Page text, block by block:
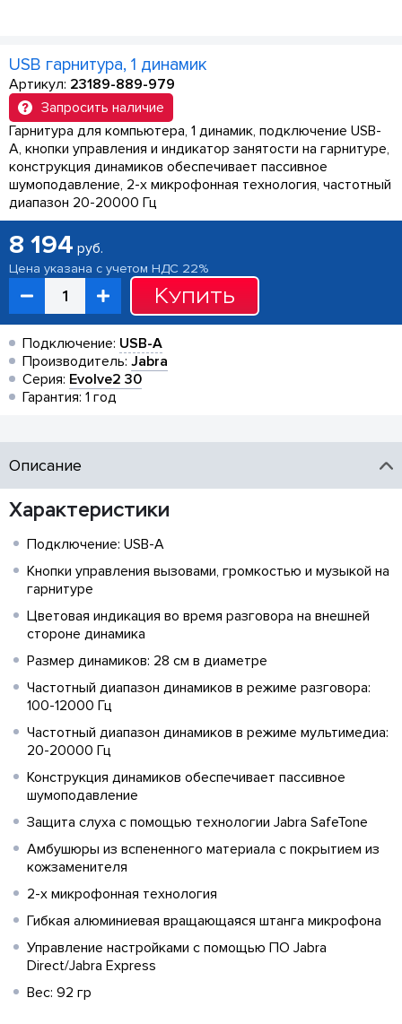
USB гарнитура, 1 динамик
Артикул: 23189-889-979
Запросить наличие
Гарнитура для компьютера, 1 динамик, подключение USB-
A, кнопки управления и индикатор занятости на гарнитуре,
конструкция динамиков обеспечивает пассивное
шумоподавление, 2-х микрофонная технология, частотный
диапазон 20-20000 Гц
8 194 руб.
Цена указана с учетом НДС 22%
Купить
Подключение: USB-A
Производитель: Jabra
Серия: Evolve2 30
Гарантия: 1 год
Описание
Характеристики
Подключение: USB-A
Кнопки управления вызовами, громкостью и музыкой на
гарнитуре
Цветовая индикация во время разговора на внешней
стороне динамика
Размер динамиков: 28 см в диаметре
Частотный диапазон динамиков в режиме разговора:
100-12000 Гц
Частотный диапазон динамиков в режиме мультимедиа:
20-20000 Гц
Конструкция динамиков обеспечивает пассивное
шумоподавление
Защита слуха с помощью технологии Jabra SafeTone
Амбушюры из вспененного материала с покрытием из
кожзаменителя
2-х микрофонная технология
Гибкая алюминиевая вращающаяся штанга микрофона
Управление настройками с помощью ПО Jabra
Direct/Jabra Express
Вес: 92 гр